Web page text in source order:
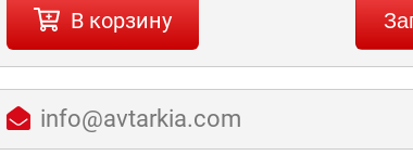
В корзину
info@avtarkia.com